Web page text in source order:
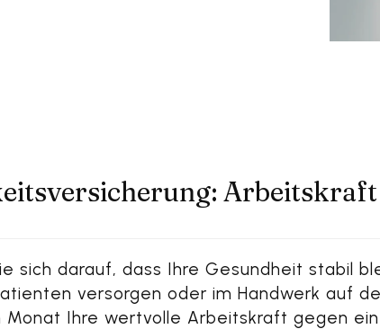
sich darauf, dass Ihre Gesundheit stabil
versorgen oder im Handwerk auf
Monat Ihre wertvolle Arbeitskraft gegen